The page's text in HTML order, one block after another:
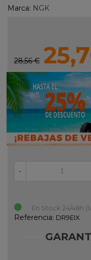
Marca: NGK
28,56 €
-
En Stock 24/48h
Referencia: DR9EIX